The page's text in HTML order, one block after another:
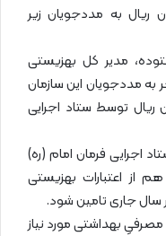
به ارزش ۷۰۰ میلیون ریال به مددجویان زیر
مدیر کل بهزیستی
۱۴ دستگاه ویلچر به مددجویان این سازمان
به ارزش ۷۰۰ میلیون ریال توسط ستاد اجرایی
توسط ستاد اجرایی فرمان امام (ره)
ویلچر هم از اعتبارات بهزیستی
سال جاری تامین شود.
بهداشتی مورد نیاز